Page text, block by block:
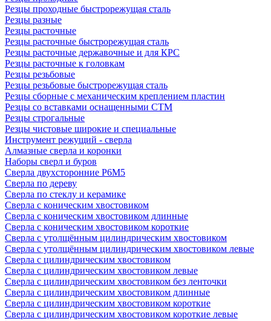
Резцы проходные быстрорежущая сталь
Резцы разные
Резцы расточные
Резцы расточные быстрорежущая сталь
Резцы расточные державочные и для КРС
Резцы расточные к головкам
Резцы резьбовые
Резцы резьбовые быстрорежущая сталь
Резцы сборные с механическим креплением пластин
Резцы со вставками оснащенными СТМ
Резцы строгальные
Резцы чистовые широкие и специальные
Инструмент режущий - сверла
Алмазные сверла и коронки
Наборы сверл и буров
Сверла двухсторонние Р6М5
Сверла по дереву
Сверла по стеклу и керамике
Сверла с коническим хвостовиком
Сверла с коническим хвостовиком длинные
Сверла с коническим хвостовиком короткие
Сверла с утолщённым цилиндрическим хвостовиком
Сверла с утолщённым цилиндрическим хвостовиком левые
Сверла с цилиндрическим хвостовиком
Сверла с цилиндрическим хвостовиком левые
Сверла с цилиндрическим хвостовиком без ленточки
Сверла с цилиндрическим хвостовиком длинные
Сверла с цилиндрическим хвостовиком короткие
Сверла с цилиндрическим хвостовиком короткие левые